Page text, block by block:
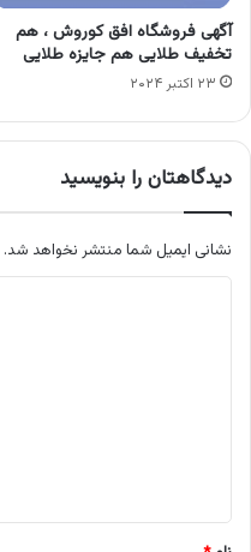
آگهی فروشگاه افق کوروش ، هم
تخفیف طلایی هم جایزه طلایی
۲۳ اکتبر ۲۰۲۴
دیدگاهتان را بنویسید
نشانی ایمیل شما منتشر نخواهد شد.